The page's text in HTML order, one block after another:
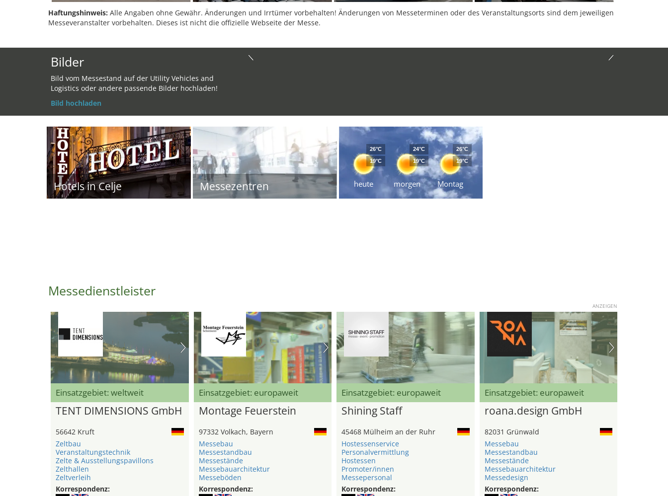
Haftungshinweis: Alle Angaben ohne Gewähr. Änderungen und Irrtümer vorbehalten! Änderungen von Messeterminen oder des Veranstaltungsorts sind dem jeweiligen
Messeveranstalter vorbehalten. Dieses ist nicht die offizielle Webseite der Messe.
Bilder
Bild vom Messestand auf der Utility Vehicles and
Logistics oder andere passende Bilder hochladen!
Bild hochladen
Hotels in Celje Messezentren heute
26°C
19°C
morgen
24°C
19°C
Montag
26°C
19°C
Messedienstleister
ANZEIGEN
Einsatzgebiet: weltweit
TENT DIMENSIONS GmbH
56642 Kruft
Zeltbau
Veranstaltungstechnik
Zelte & Ausstellungspavillons
Zelthallen
Zeltverleih
Korrespondenz:
Einsatzgebiet: europaweit
Montage Feuerstein
97332 Volkach, Bayern
Messebau
Messestandbau
Messestände
Messebauarchitektur
Messeböden
Korrespondenz:
Einsatzgebiet: europaweit
Shining Staff
45468 Mülheim an der Ruhr
Hostessenservice
Personalvermittlung
Hostessen
Promoter/innen
Messepersonal
Korrespondenz:
Einsatzgebiet: europaweit
roana.design GmbH
82031 Grünwald
Messebau
Messestandbau
Messestände
Messebauarchitektur
Messedesign
Korrespondenz: